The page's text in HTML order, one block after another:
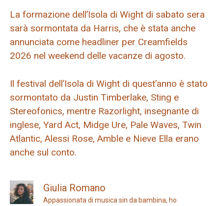
La formazione dell’Isola di Wight di sabato sera
sarà sormontata da Harris, che è stata anche
annunciata come headliner per Creamfields
2026 nel weekend delle vacanze di agosto.
Il festival dell’Isola di Wight di quest’anno è stato
sormontato da Justin Timberlake, Sting e
Stereofonics, mentre Razorlight, insegnante di
inglese, Yard Act, Midge Ure, Pale Waves, Twin
Atlantic, Alessi Rose, Amble e Nieve Ella erano
anche sul conto.
Giulia Romano
Appassionata di musica sin da bambina, ho